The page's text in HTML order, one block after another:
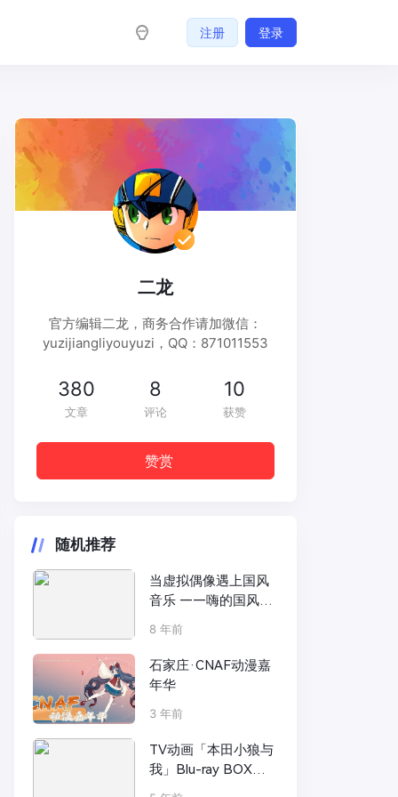
注册 登录
二龙
官方编辑二龙，商务合作请加微信：
yuzijiangliyouyuzi，QQ：871011553
380
文章
8
评论
10
获赞
赞赏
随机推荐
当虚拟偶像遇上国风
音乐 ——嗨的国风音
乐携手腾讯动漫奏响
国漫强音
8 年前
石家庄·CNAF动漫嘉
年华
3 年前
TV动画「本田小狼与
我」Blu-ray BOX封
面公开